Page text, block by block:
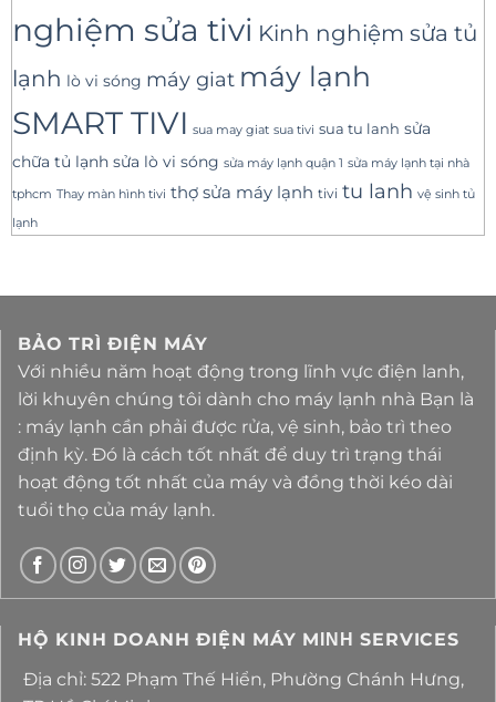
nghiệm sửa tivi Kinh nghiệm sửa tủ
lạnh lò vi sóng máy giat máy lạnh
SMART TIVI sua may giat sua tivi sua tu lanh sửa
chữa tủ lạnh sửa lò vi sóng sửa máy lạnh quận 1 sửa máy lạnh tại nhà
tphcm Thay màn hình tivi thợ sửa máy lạnh tivi tu lanh vệ sinh tủ
lạnh
BẢO TRÌ ĐIỆN MÁY
Với nhiều năm hoạt động trong lĩnh vực điện lanh,
lời khuyên chúng tôi dành cho máy lạnh nhà Bạn là
: máy lạnh cần phải được rửa, vệ sinh, bảo trì theo
định kỳ. Đó là cách tốt nhất để duy trì trạng thái
hoạt động tốt nhất của máy và đồng thời kéo dài
tuổi thọ của máy lạnh.
HỘ KINH DOANH ĐIỆN MÁY MΙΝΗ SERVICES
Địa chỉ: 522 Phạm Thế Hiển, Phường Chánh Hưng,